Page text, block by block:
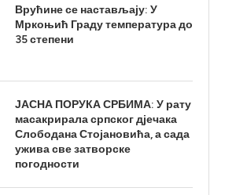
Врућине се настављају: У
Мркоњић Граду температура до
35 степени
ЈАСНА ПОРУКА СРБИМА: У рату
масакрирала српског дјечака
Слободана Стојановића, а сада
ужива све затворске
погодности